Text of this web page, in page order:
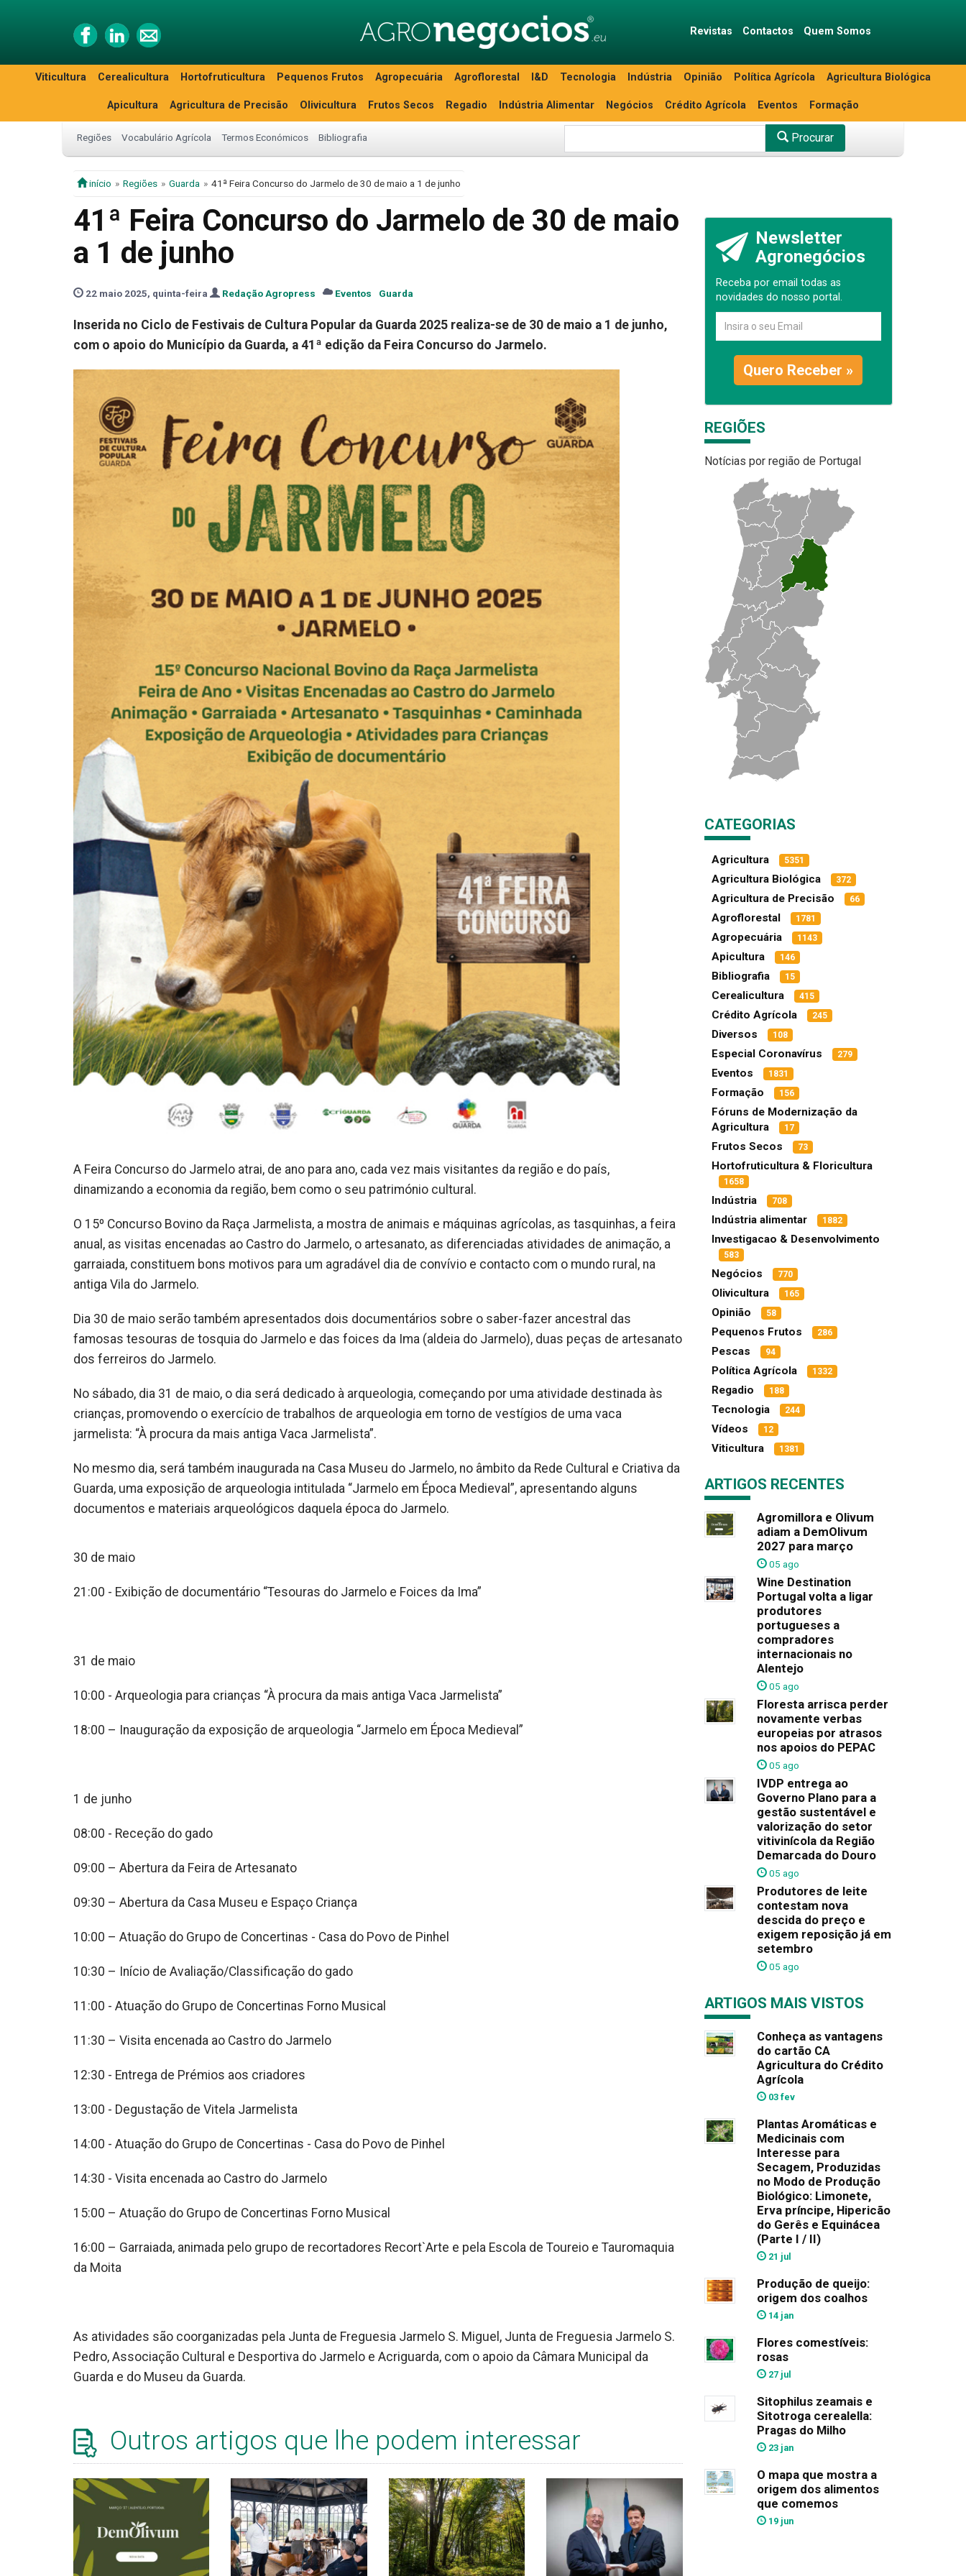
Revistas Contactos Quem Somos
Viticultura Cerealicultura Hortofruticultura Pequenos Frutos Agropecuária Agroflorestal I&D Tecnologia Indústria Opinião Política Agrícola Agricultura Biológica
Apicultura Agricultura de Precisão Olivicultura Frutos Secos Regadio Indústria Alimentar Negócios Crédito Agrícola Eventos Formação
Regiões Vocabulário Agrícola Termos Económicos Bibliografia Procurar
início Regiões Guarda 41ª Feira Concurso do Jarmelo de 30 de maio a 1 de junho
41ª Feira Concurso do Jarmelo de 30 de maio
a 1 de junho
22 maio 2025, quinta-feira Redação Agropress Eventos Guarda
Inserida no Ciclo de Festivais de Cultura Popular da Guarda 2025 realiza-se de 30 de maio a 1 de junho,
com o apoio do Município da Guarda, a 41ª edição da Feira Concurso do Jarmelo.
A Feira Concurso do Jarmelo atrai, de ano para ano, cada vez mais visitantes da região e do país,
dinamizando a economia da região, bem como o seu património cultural.
O 15º Concurso Bovino da Raça Jarmelista, a mostra de animais e máquinas agrícolas, as tasquinhas, a feira
anual, as visitas encenadas ao Castro do Jarmelo, o artesanato, as diferenciadas atividades de animação, a
garraiada, constituem bons motivos para um agradável dia de convívio e contacto com o mundo rural, na
antiga Vila do Jarmelo.
Dia 30 de maio serão também apresentados dois documentários sobre o saber-fazer ancestral das
famosas tesouras de tosquia do Jarmelo e das foices da Ima (aldeia do Jarmelo), duas peças de artesanato
dos ferreiros do Jarmelo.
No sábado, dia 31 de maio, o dia será dedicado à arqueologia, começando por uma atividade destinada às
crianças, promovendo o exercício de trabalhos de arqueologia em torno de vestígios de uma vaca
jarmelista: “À procura da mais antiga Vaca Jarmelista”.
No mesmo dia, será também inaugurada na Casa Museu do Jarmelo, no âmbito da Rede Cultural e Criativa da
Guarda, uma exposição de arqueologia intitulada “Jarmelo em Época Medieval”, apresentando alguns
documentos e materiais arqueológicos daquela época do Jarmelo.
30 de maio
21:00 - Exibição de documentário “Tesouras do Jarmelo e Foices da Ima”
31 de maio
10:00 - Arqueologia para crianças “À procura da mais antiga Vaca Jarmelista”
18:00 – Inauguração da exposição de arqueologia “Jarmelo em Época Medieval”
1 de junho
08:00 - Receção do gado
09:00 – Abertura da Feira de Artesanato
09:30 – Abertura da Casa Museu e Espaço Criança
10:00 – Atuação do Grupo de Concertinas - Casa do Povo de Pinhel
10:30 – Início de Avaliação/Classificação do gado
11:00 - Atuação do Grupo de Concertinas Forno Musical
11:30 – Visita encenada ao Castro do Jarmelo
12:30 - Entrega de Prémios aos criadores
13:00 - Degustação de Vitela Jarmelista
14:00 - Atuação do Grupo de Concertinas - Casa do Povo de Pinhel
14:30 - Visita encenada ao Castro do Jarmelo
15:00 – Atuação do Grupo de Concertinas Forno Musical
16:00 – Garraiada, animada pelo grupo de recortadores Recort`Arte e pela Escola de Toureio e Tauromaquia
da Moita
As atividades são coorganizadas pela Junta de Freguesia Jarmelo S. Miguel, Junta de Freguesia Jarmelo S.
Pedro, Associação Cultural e Desportiva do Jarmelo e Acriguarda, com o apoio da Câmara Municipal da
Guarda e do Museu da Guarda.
Outros artigos que lhe podem interessar
Newsletter
Agronegócios
Receba por email todas as
novidades do nosso portal.
Quero Receber »
REGIÕES
Notícias por região de Portugal
CATEGORIAS
Agricultura 5351
Agricultura Biológica 372
Agricultura de Precisão 66
Agroflorestal 1781
Agropecuária 1143
Apicultura 146
Bibliografia 15
Cerealicultura 415
Crédito Agrícola 245
Diversos 108
Especial Coronavírus 279
Eventos 1831
Formação 156
Fóruns de Modernização da
Agricultura
17
Frutos Secos 73
Hortofruticultura & Floricultura
1658
Indústria 708
Indústria alimentar 1882
Investigacao & Desenvolvimento
583
Negócios 770
Olivicultura 165
Opinião 58
Pequenos Frutos 286
Pescas 94
Política Agrícola 1332
Regadio 188
Tecnologia 244
Vídeos 12
Viticultura 1381
ARTIGOS RECENTES
Agromillora e Olivum
adiam a DemOlivum
2027 para março
05 ago
Wine Destination
Portugal volta a ligar
produtores
portugueses a
compradores
internacionais no
Alentejo
05 ago
Floresta arrisca perder
novamente verbas
europeias por atrasos
nos apoios do PEPAC
05 ago
IVDP entrega ao
Governo Plano para a
gestão sustentável e
valorização do setor
vitivinícola da Região
Demarcada do Douro
05 ago
Produtores de leite
contestam nova
descida do preço e
exigem reposição já em
setembro
05 ago
ARTIGOS MAIS VISTOS
Conheça as vantagens
do cartão CA
Agricultura do Crédito
Agrícola
03 fev
Plantas Aromáticas e
Medicinais com
Interesse para
Secagem, Produzidas
no Modo de Produção
Biológico: Limonete,
Erva príncipe, Hipericão
do Gerês e Equinácea
(Parte I / II)
21 jul
Produção de queijo:
origem dos coalhos
14 jan
Flores comestíveis:
rosas
27 jul
Sitophilus zeamais e
Sitotroga cerealella:
Pragas do Milho
23 jan
O mapa que mostra a
origem dos alimentos
que comemos
19 jun